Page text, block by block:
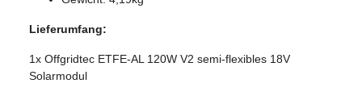
Lieferumfang:
1x Offgridtec ETFE-AL 120W V2 semi-flexibles 18V
Solarmodul